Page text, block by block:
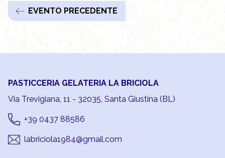
EVENTO PRECEDENTE
PASTICCERIA GELATERIA LA BRICIOLA
Via Trevigiana, 11 - 32035, Santa Giustina (BL)
+39 0437 88586
labriciola1984@gmail.com